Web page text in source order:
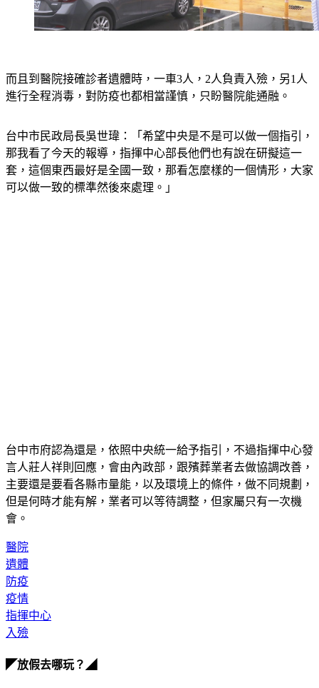
而且到醫院接確診者遺體時，一車3人，2人負責入殮，另1人
進行全程消毒，對防疫也都相當謹慎，只盼醫院能通融。
台中市民政局長吳世瑋：「希望中央是不是可以做一個指引，
那我看了今天的報導，指揮中心部長他們也有說在研擬這一
套，這個東西最好是全國一致，那看怎麼樣的一個情形，大家
可以做一致的標準然後來處理。」
台中市府認為還是，依照中央統一給予指引，不過指揮中心發
言人莊人祥則回應，會由內政部，跟殯葬業者去做協調改善，
主要還是要看各縣市量能，以及環境上的條件，做不同規劃，
但是何時才能有解，業者可以等待調整，但家屬只有一次機
會。
醫院
遺體
防疫
疫情
指揮中心
入殮
◤放假去哪玩？◢